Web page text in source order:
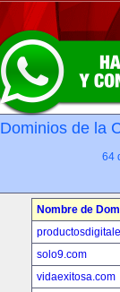
Dominios de la
64
Nombre de
solo9.com
vidaexitosa.com